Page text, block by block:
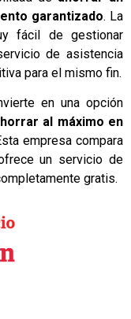
garantizado. La
fácil de gestionar
de asistencia
para el mismo fin.
en una opción
al máximo en
empresa compara
un servicio de
gratis.